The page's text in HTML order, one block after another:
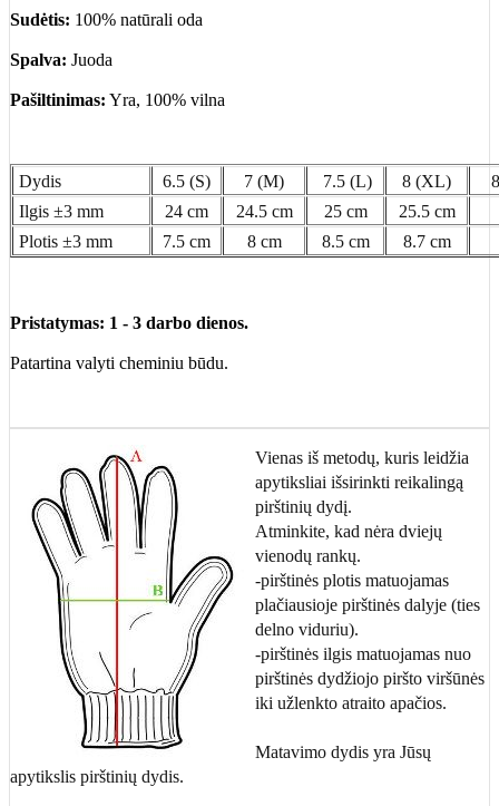
Sudėtis: 100% natūrali oda
Spalva: Juoda
Pašiltinimas: Yra, 100% vilna
Dydis 6.5 (S) 7 (M) 7.5 (L) 8 (XL)
Ilgis ±3 mm
24 cm 24.5 cm 25 cm
25.5 cm
Plotis ±3 mm
7.5 cm 8 cm 8.5 cm 8.7 cm
Pristatymas: 1 - 3 darbo dienos.
Patartina valyti cheminiu būdu.
Vienas iš metodų, kuris leidžia
apytiksliai išsirinkti reikalingą
pirštinių dydį.
Atminkite, kad nėra dviejų
vienodų rankų.
-pirštinės plotis matuojamas
plačiausioje pirštinės dalyje (ties
delno viduriu).
-pirštinės ilgis matuojamas nuo
pirštinės dydžiojo piršto viršūnės
iki užlenkto atraito apačios.
Matavimo dydis yra Jūsų
apytikslis pirštinių dydis.